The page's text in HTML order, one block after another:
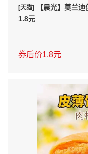
[天猫]
【晨光】莫兰迪
1.8元
券后价1.8元